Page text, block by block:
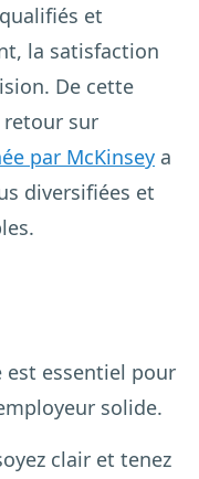
et
la satisfaction
De cette
sur
par McKinsey a
diversifiées et
essentiel pour
solide.
clair et tenez